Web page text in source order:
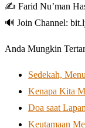
✍️ Farid Nu’man
🔊 Join Channel:
Anda Mungkin
Sedekah,
Kenapa Kita
Doa saat
Keutamaan